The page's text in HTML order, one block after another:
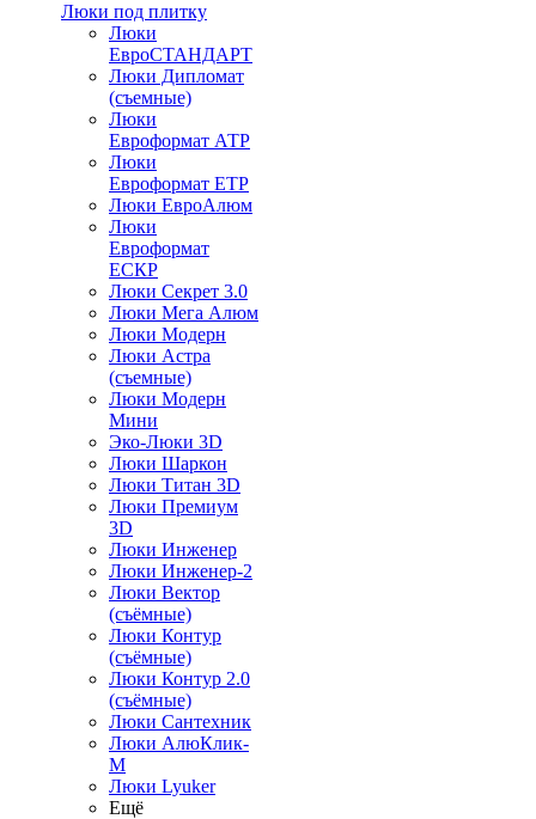
Люки под плитку
Люки
ЕвроСТАНДАРТ
Люки Дипломат
(съемные)
Люки
Евроформат АТР
Люки
Евроформат ЕТР
Люки ЕвроАлюм
Люки
Евроформат
ЕСКР
Люки Секрет 3.0
Люки Мега Алюм
Люки Модерн
Люки Астра
(съемные)
Люки Модерн
Мини
Эко-Люки 3D
Люки Шаркон
Люки Титан 3D
Люки Премиум
3D
Люки Инженер
Люки Инженер-2
Люки Вектор
(съёмные)
Люки Контур
(съёмные)
Люки Контур 2.0
(съёмные)
Люки Сантехник
Люки АлюКлик-
М
Люки Lyuker
Ещё